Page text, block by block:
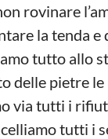
rovinare
la tenda e
tutto allo
delle pietre
via tutti i
tutti i